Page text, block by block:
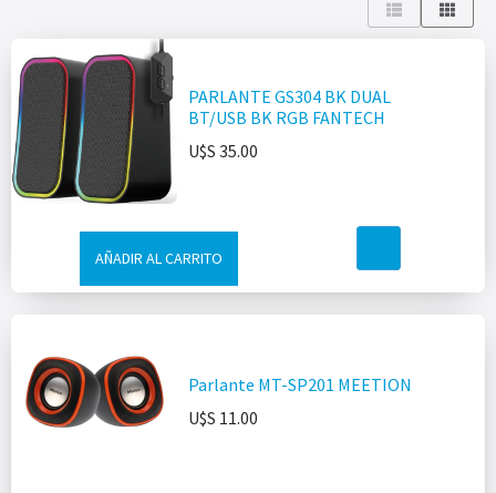
PARLANTE GS304 BK DUAL
BT/USB BK RGB FANTECH
U$S 35.00
AÑADIR AL CARRITO
Parlante MT-SP201 MEETION
U$S 11.00